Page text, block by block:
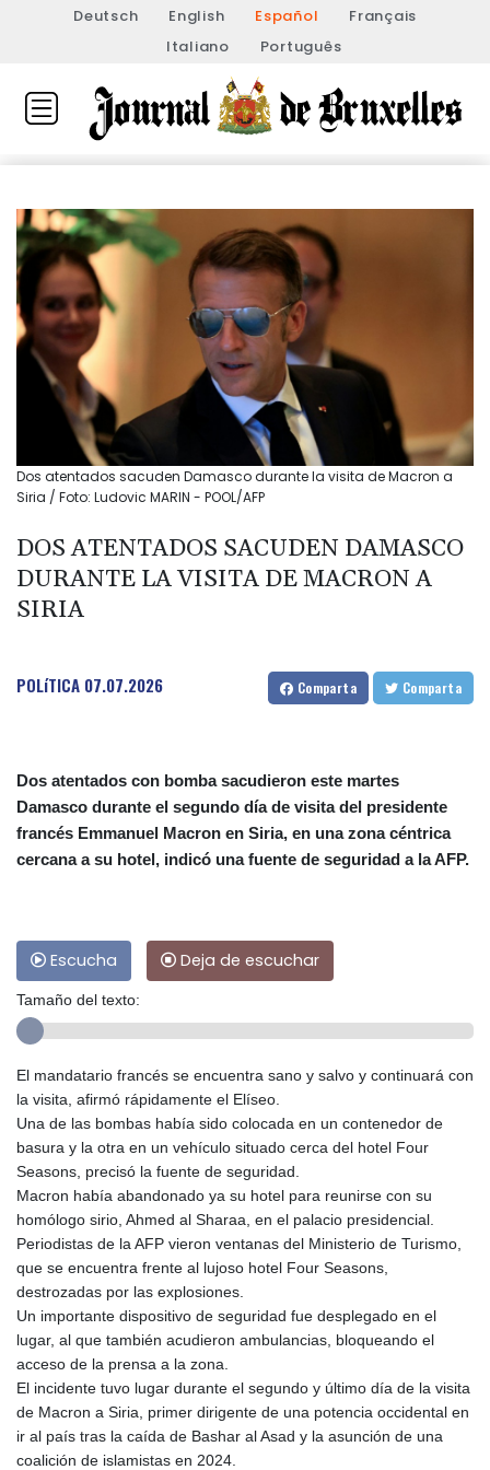
Deutsch English Español
Français
Italiano
Português
Dos atentados sacuden Damasco durante la visita de Macron a
Siria / Foto: Ludovic MARIN - POOL/AFP
DOS ATENTADOS SACUDEN DAMASCO
DURANTE LA VISITA DE MACRON A
SIRIA
POLíTICA 07.07.2026 Comparta Comparta
Dos atentados con bomba sacudieron este martes
Damasco durante el segundo día de visita del presidente
francés Emmanuel Macron en Siria, en una zona céntrica
cercana a su hotel, indicó una fuente de seguridad a la AFP.
Escucha Deja de escuchar
Tamaño del texto:
El mandatario francés se encuentra sano y salvo y continuará con
la visita, afirmó rápidamente el Elíseo.
Una de las bombas había sido colocada en un contenedor de
basura y la otra en un vehículo situado cerca del hotel Four
Seasons, precisó la fuente de seguridad.
Macron había abandonado ya su hotel para reunirse con su
homólogo sirio, Ahmed al Sharaa, en el palacio presidencial.
Periodistas de la AFP vieron ventanas del Ministerio de Turismo,
que se encuentra frente al lujoso hotel Four Seasons,
destrozadas por las explosiones.
Un importante dispositivo de seguridad fue desplegado en el
lugar, al que también acudieron ambulancias, bloqueando el
acceso de la prensa a la zona.
El incidente tuvo lugar durante el segundo y último día de la visita
de Macron a Siria, primer dirigente de una potencia occidental en
ir al país tras la caída de Bashar al Asad y la asunción de una
coalición de islamistas en 2024.